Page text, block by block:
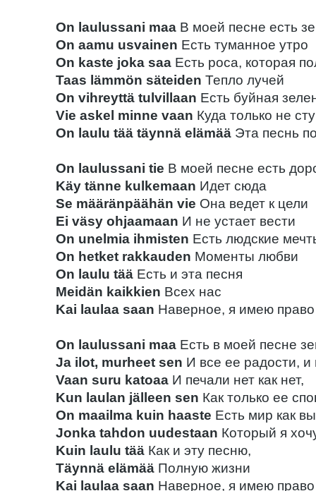
On laulussani maa В моей песне есть
On aamu usvainen Есть туманное утро
On kaste joka saa Есть роса, которая
Taas lämmön säteiden Тепло лучей
On vihreyttä tulvillaan Есть буйная
Vie askel minne vaan Куда только не
On laulu tää täynnä elämää Эта песнь
On laulussani tie В моей песне есть
Käy tänne kulkemaan Идет сюда
Se määränpäähän vie Она ведет к цели
Ei väsy ohjaamaan И не устает вести
On unelmia ihmisten Есть людские
On hetket rakkauden Моменты любви
On laulu tää Есть и эта песня
Meidän kaikkien Всех нас
Kai laulaa saan Наверное, я имею право
On laulussani maa Есть в моей песне
Ja ilot, murheet sen И все ее радости, и
Vaan suru katoaa И печали нет как нет,
Kun laulan jälleen sen Как только ее
On maailma kuin haaste Есть мир как
Jonka tahdon uudestaan Который я
Kuin laulu tää Как и эту песню,
Täynnä elämää Полную жизни
Kai laulaa saan Наверное, я имею право